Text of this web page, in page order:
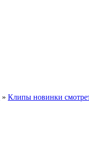
» Клипы новинки